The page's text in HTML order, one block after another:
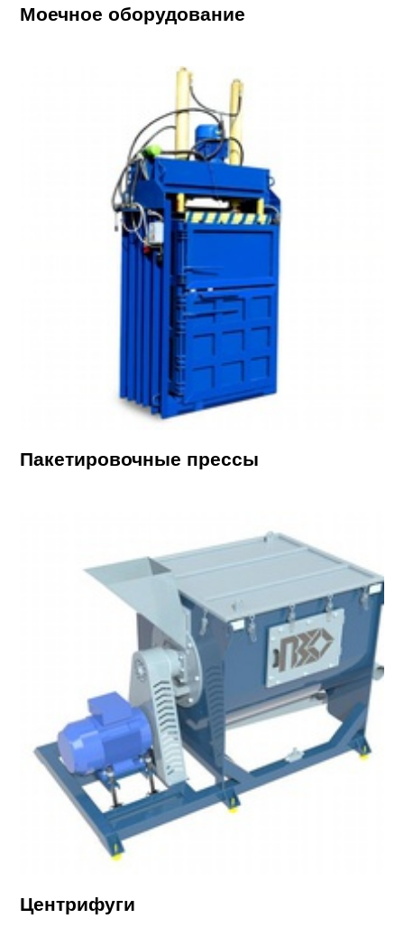
Моечное оборудование
Пакетировочные прессы
Центрифуги